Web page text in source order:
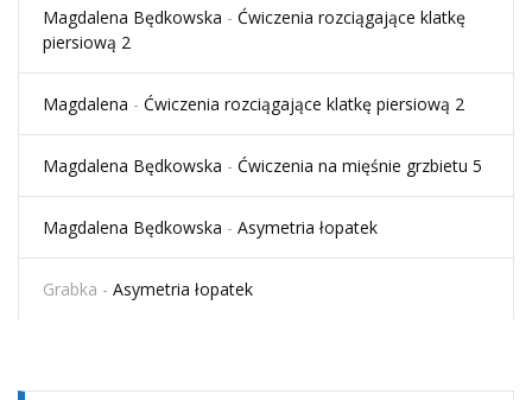
Magdalena Będkowska - Ćwiczenia rozciągające klatkę
piersiową 2
Magdalena - Ćwiczenia rozciągające klatkę piersiową 2
Magdalena Będkowska - Ćwiczenia na mięśnie grzbietu 5
Magdalena Będkowska - Asymetria łopatek
Grabka - Asymetria łopatek